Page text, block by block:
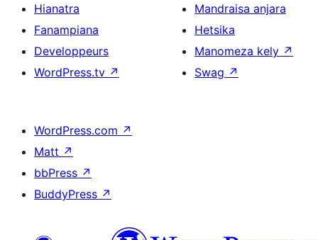
Hianatra
Fanampiana
Developpeurs
WordPress.tv ↗
Mandraisa anjara
Hetsika
Manomeza kely ↗
Swag ↗
WordPress.com ↗
Matt ↗
bbPress ↗
BuddyPress ↗